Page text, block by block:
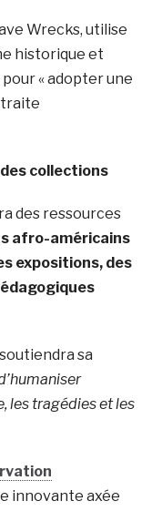
Wrecks, utilise
historique et
« adopter une
traite
collections
des ressources
afro-américains
expositions, des
sa
les tragédies et les
innovante axée